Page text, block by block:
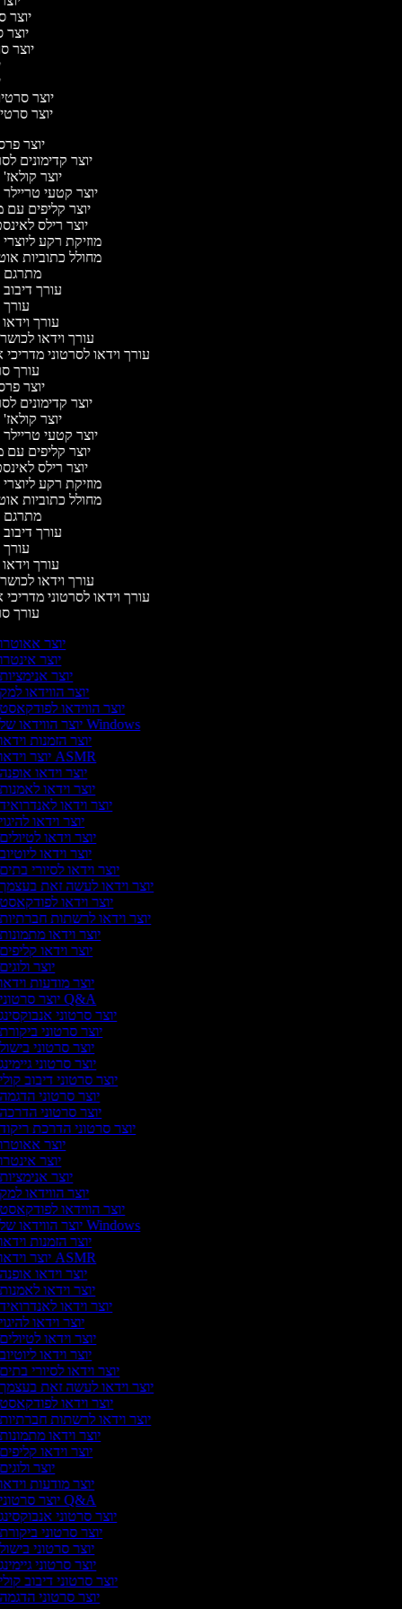
יוצר
יוצר
יוצר
יוצר
יוצר
יוצר
יוצר קדימונים
יוצר
יוצר קטעי
יוצר קליפים עם
יוצר רילס
מוזיקת רקע
מחולל כתוביות
מתרגם
עורך
עורך וידאו
עורך וידאו
עורך וידאו לסרטוני
עורך
יוצר
יוצר קדימונים
יוצר
יוצר קטעי
יוצר קליפים עם
יוצר רילס
מוזיקת רקע
מחולל כתוביות
מתרגם
עורך
עורך וידאו
עורך וידאו
עורך וידאו לסרטוני
עורך
יוצר
יוצר
יוצר
יוצר הווידאו
יוצר הווידאו
יוצר הווידאו של Windows
יוצר הזמנות
יוצר וידאו ASMR
יוצר וידאו
יוצר וידאו
יוצר וידאו
יוצר וידאו
יוצר וידאו
יוצר וידאו
יוצר וידאו לסיורי
יוצר וידאו לעשה זאת
יוצר וידאו
יוצר וידאו לרשתות
יוצר וידאו
יוצר וידאו
יוצר
יוצר מודעות
יוצר סרטוני Q&A
יוצר סרטוני
יוצר סרטוני
יוצר סרטוני
יוצר סרטוני
יוצר סרטוני דיבוב
יוצר סרטוני
יוצר סרטוני
יוצר סרטוני הדרכת
יוצר
יוצר
יוצר
יוצר הווידאו
יוצר הווידאו
יוצר הווידאו של Windows
יוצר הזמנות
יוצר וידאו ASMR
יוצר וידאו
יוצר וידאו
יוצר וידאו
יוצר וידאו
יוצר וידאו
יוצר וידאו
יוצר וידאו לסיורי
יוצר וידאו לעשה זאת
יוצר וידאו
יוצר וידאו לרשתות
יוצר וידאו
יוצר וידאו
יוצר
יוצר מודעות
יוצר סרטוני Q&A
יוצר סרטוני
יוצר סרטוני
יוצר סרטוני
יוצר סרטוני
יוצר סרטוני דיבוב
יוצר סרטוני